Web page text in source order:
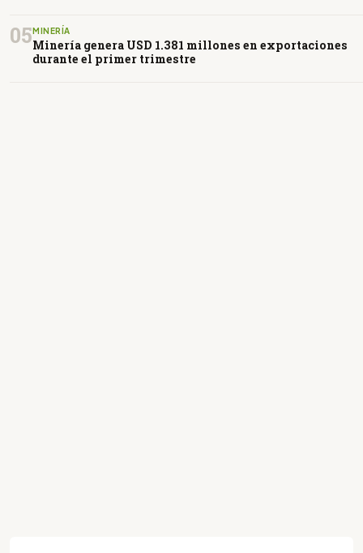
05MINERÍA
Minería genera USD 1.381 millones en exportaciones
durante el primer trimestre